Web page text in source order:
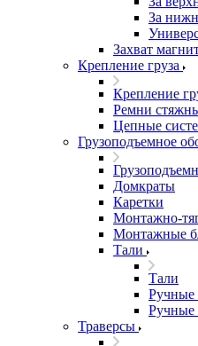
За
Захват
Крепление груза
Крепление
Ремни
Цепные
Грузоподъемное
Домкраты
Каретки
Монтажно-
Монтажные
Тали
Тали
Ручные
Ручные
Траверсы